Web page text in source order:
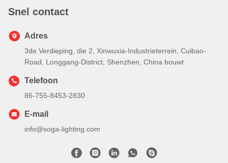
Snel contact
Adres
3de Verdieping, die 2, Xinwuxia-Industrieterrein, Cuibao-
Road, Longgang-District, Shenzhen, China bouwt
Telefoon
86-755-8453-2830
E-mail
info@soga-lighting.com